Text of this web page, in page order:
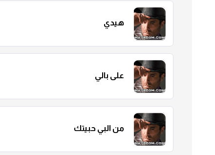
هيدي
على بالي
من البي حبيتك